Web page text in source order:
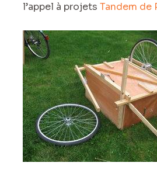
l’appel à projets Tandem de